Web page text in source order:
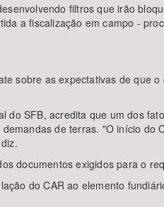
filtros que irão
a fiscalização em campo -
sobre as expectativas de que
SFB, acredita que um dos
de terras. "O início
documentos exigidos para o
do CAR ao elemento